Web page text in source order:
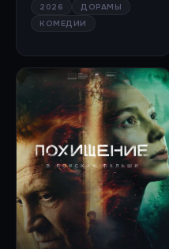
2026
ДОРАМЫ
КОМЕДИИ